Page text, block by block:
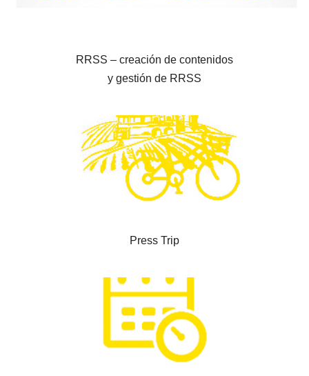
RRSS – creación de contenidos
y gestión de RRSS
Press Trip